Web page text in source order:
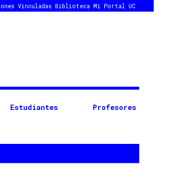
Vinculadas Biblioteca Mi Portal UC
Estudiantes Profesores